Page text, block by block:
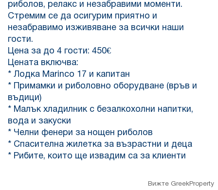
риболов, релакс и незабравими моменти.
Стремим се да осигурим приятно и
незабравимо изживяване за всички наши
гости.
Цена за до 4 гости: 450€
Цената включва:
* Лодка Marinco 17 и капитан
* Примамки и риболовно оборудване (връв и
въдици)
* Малък хладилник с безалкохолни напитки,
вода и закуски
* Челни фенери за нощен риболов
* Спасителна жилетка за възрастни и деца
* Рибите, които ще извадим са за клиенти
Вижте GreekProperty